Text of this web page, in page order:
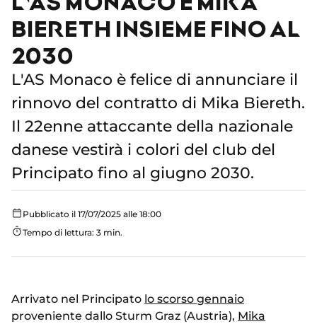
BIERETH INSIEME FINO AL
2030
L'AS Monaco è felice di annunciare il
rinnovo del contratto di Mika Biereth.
Il 22enne attaccante della nazionale
danese vestirà i colori del club del
Principato fino al giugno 2030.
Pubblicato il 17/07/2025 alle 18:00
Tempo di lettura: 3 min.
Arrivato nel Principato lo scorso gennaio
proveniente dallo Sturm Graz (Austria), Mika